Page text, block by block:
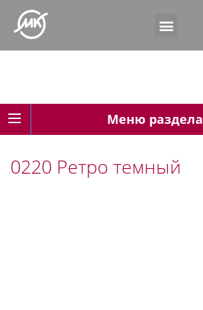
Меню раздела
0220 Ретро темный